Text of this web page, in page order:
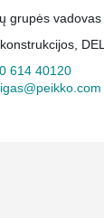
grupės vadovas
614 40120